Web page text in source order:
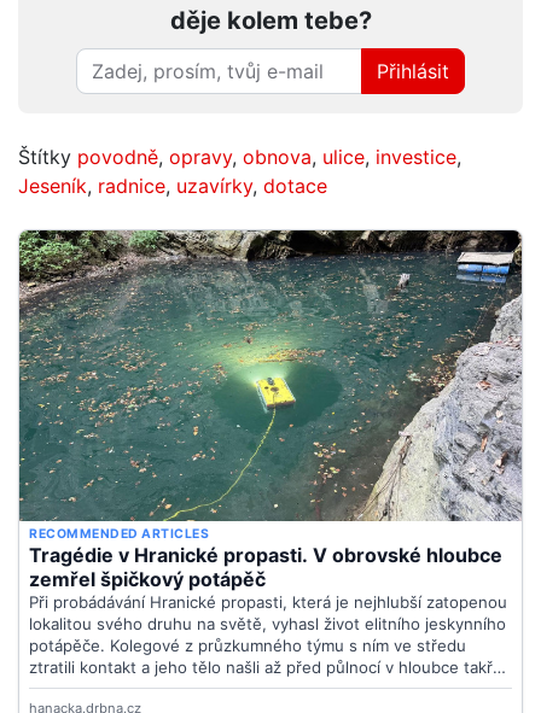
děje kolem tebe?
Přihlásit
Štítky povodně, opravy, obnova, ulice, investice,
Jeseník, radnice, uzavírky, dotace